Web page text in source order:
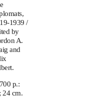
1939 /
by
A.
and
p.:
24 cm.